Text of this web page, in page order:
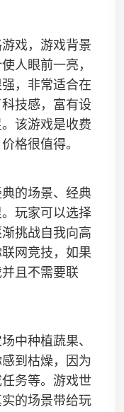
戏，游戏背景
人眼前一亮，
，非常适合在
技感，富有设
该游戏是收费
格很值得。
的场景、经典
玩家可以选择
挑战自我向高
网竞技，如果
且不需要联
中种植蔬果、
到枯燥，因为
务等。游戏世
的场景带给玩